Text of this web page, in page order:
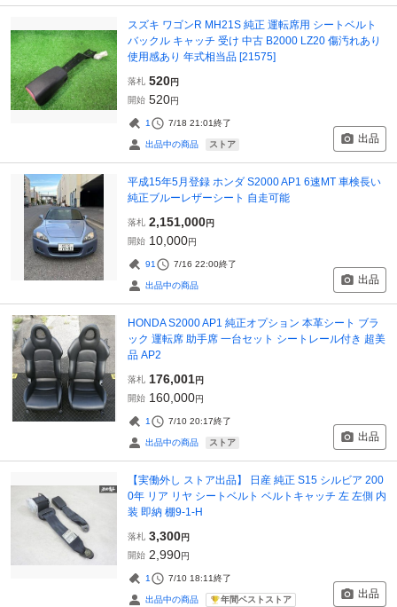
スズキ ワゴンR MH21S 純正 運転席用 シートベルト
バックル キャッチ 受け 中古 B2000 LZ20 傷汚れあり
使用感あり 年式相当品 [21575]
落札 520円
開始 520円
1 7/18 21:01終了
出品中の商品 ストア 出品
平成15年5月登録 ホンダ S2000 AP1 6速MT 車検長い
純正ブルーレザーシート 自走可能
落札 2,151,000円
開始 10,000円
91 7/16 22:00終了
出品中の商品 出品
HONDA S2000 AP1 純正オプション 本革シート ブラ
ック 運転席 助手席 一台セット シートレール付き 超美
品 AP2
落札 176,001円
開始 160,000円
1 7/10 20:17終了
出品中の商品 ストア 出品
【実働外し ストア出品】 日産 純正 S15 シルビア 200
0年 リア リヤ シートベルト ベルトキャッチ 左 左側 内
装 即納 棚9-1-H
落札 3,300円
開始 2,990円
1 7/10 18:11終了
出品中の商品 年間ベストストア 出品